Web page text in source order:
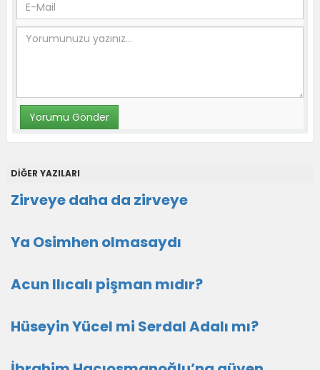
DİĞER YAZILARI
Zirveye daha da zirveye
Ya Osimhen olmasaydı
Acun Ilıcalı pişman mıdır?
Hüseyin Yücel mi Serdal Adalı mı?